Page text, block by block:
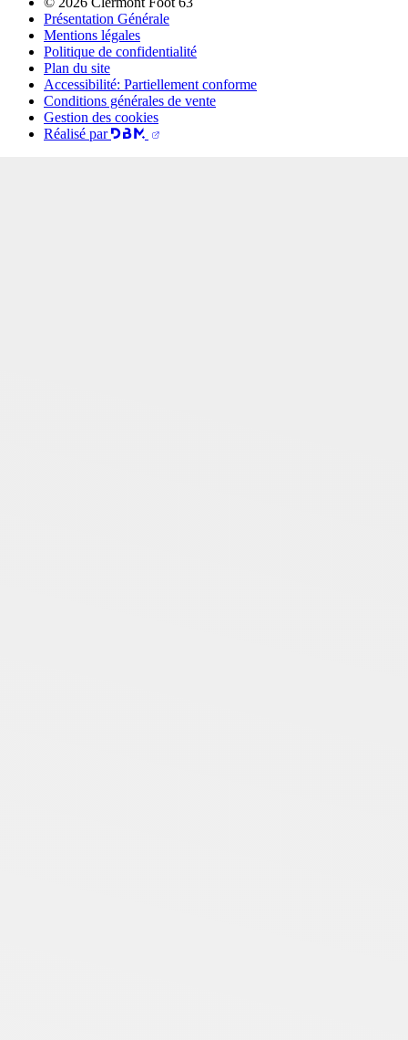
Présentation Générale
Mentions légales
Politique de confidentialité
Plan du site
Accessibilité: Partiellement conforme
Conditions générales de vente
Gestion des cookies
Réalisé par